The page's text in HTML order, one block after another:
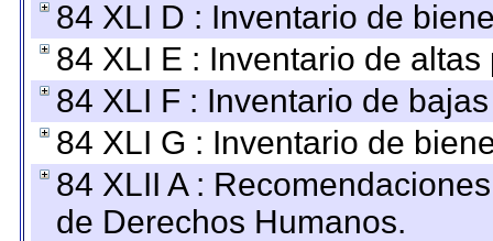
84 XLI D : Inventario de
84 XLI E : Inventario de
84 XLI F : Inventario de
84 XLI G : Inventario de
84 XLII A :
de Derechos Humanos.